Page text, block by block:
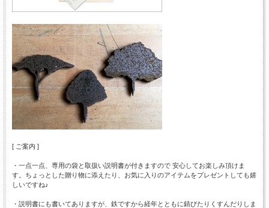
[ ご案内 ]
・一点一点、専用の袋と取扱い説明書が付きますので 安心してお楽しみ頂けま
す。ちょっとした贈り物に添えたり、お気に入りのアイテムをプレゼントしても嬉
しいですね♪
・説明書にも書いてありますが、鉄ですから経年とともに錆びたりくすんだりしま